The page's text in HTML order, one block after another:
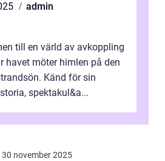
admin
till en värld av avkoppling
havet möter himlen på den
Känd för sin
spektakul&a...
30 november 2025